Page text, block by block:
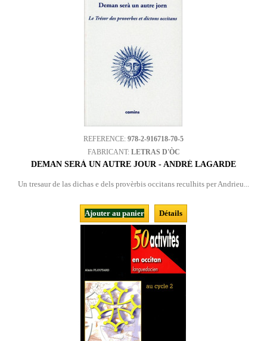
REFERENCE: 978-2-916718-70-5
FABRICANT: LETRAS D'ÒC
DEMAN SERÀ UN AUTRE JOUR - ANDRÉ LAGARDE
Un tresaur de las dichas e dels provèrbis occitans reculhits per Andrieu...
Ajouter au panier Détails